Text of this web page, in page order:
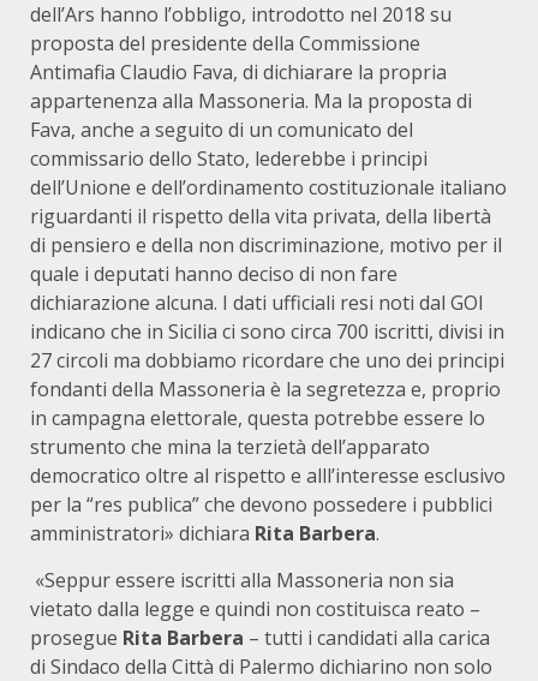
dell’Ars hanno l’obbligo, introdotto nel 2018 su
proposta del presidente della Commissione
Antimafia Claudio Fava, di dichiarare la propria
appartenenza alla Massoneria. Ma la proposta di
Fava, anche a seguito di un comunicato del
commissario dello Stato, lederebbe i principi
dell’Unione e dell’ordinamento costituzionale italiano
riguardanti il rispetto della vita privata, della libertà
di pensiero e della non discriminazione, motivo per il
quale i deputati hanno deciso di non fare
dichiarazione alcuna. I dati ufficiali resi noti dal GOI
indicano che in Sicilia ci sono circa 700 iscritti, divisi in
27 circoli ma dobbiamo ricordare che uno dei principi
fondanti della Massoneria è la segretezza e, proprio
in campagna elettorale, questa potrebbe essere lo
strumento che mina la terzietà dell’apparato
democratico oltre al rispetto e alll’interesse esclusivo
per la “res publica” che devono possedere i pubblici
amministratori» dichiara Rita Barbera.
«Seppur essere iscritti alla Massoneria non sia
vietato dalla legge e quindi non costituisca reato –
prosegue Rita Barbera – tutti i candidati alla carica
di Sindaco della Città di Palermo dichiarino non solo